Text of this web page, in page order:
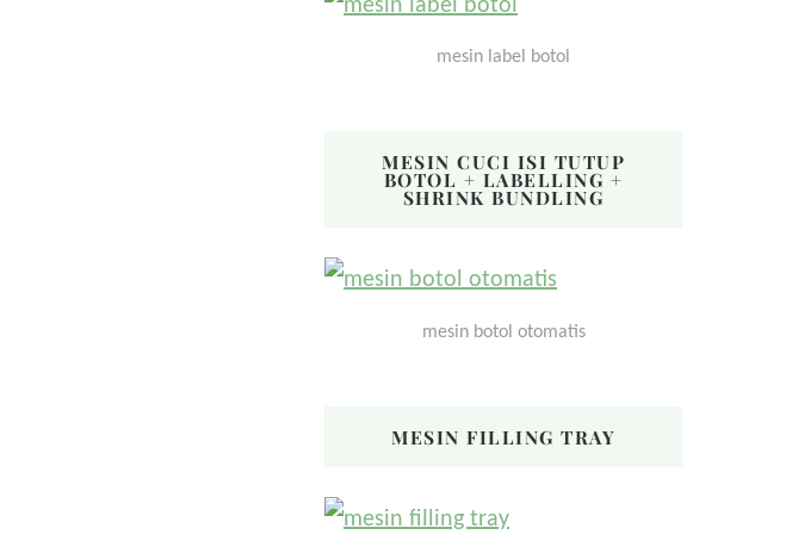
mesin label botol
MESIN CUCI ISI TUTUP
BOTOL + LABELLING +
SHRINK BUNDLING
mesin botol otomatis
MESIN FILLING TRAY